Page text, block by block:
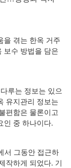
을 겪는 한옥 거주
보수 방법을 담은
루는 정보는 있으
유지관리 정보는
편함은 물론이고
인 중 하나이다.
서 그동안 접근하
작하게 되었다. 기